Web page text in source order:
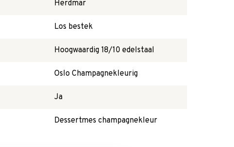
Herdmar
Los bestek
Hoogwaardig 18/10 edelstaal
Oslo Champagnekleurig
Ja
Dessertmes champagnekleur